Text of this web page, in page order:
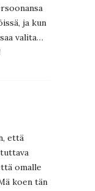
ja kun
valita…
että
omalle
koen tän